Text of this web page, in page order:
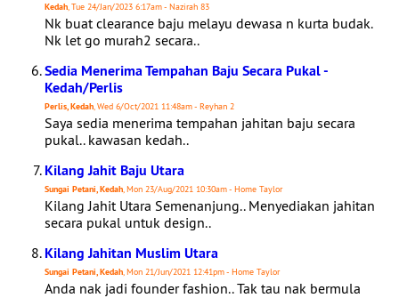
Kedah, Tue 24/Jan/2023 6:17am - Nazirah 83
Nk buat clearance baju melayu dewasa n kurta budak.
Nk let go murah2 secara..
Sedia Menerima Tempahan Baju Secara Pukal -
Kedah/Perlis
Perlis, Kedah, Wed 6/Oct/2021 11:48am - Reyhan 2
Saya sedia menerima tempahan jahitan baju secara
pukal.. kawasan kedah..
Kilang Jahit Baju Utara
Sungai Petani, Kedah, Mon 23/Aug/2021 10:30am - Home Taylor
Kilang Jahit Utara Semenanjung.. Menyediakan jahitan
secara pukal untuk design..
Kilang Jahitan Muslim Utara
Sungai Petani, Kedah, Mon 21/Jun/2021 12:41pm - Home Taylor
Anda nak jadi founder fashion.. Tak tau nak bermula